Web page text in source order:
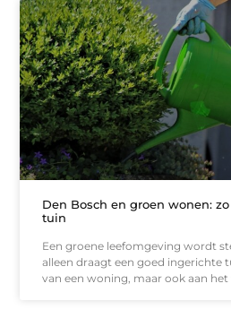
Den Bosch en groen wonen:
tuin
Een groene leefomgeving wordt
alleen draagt een goed ingerichte
van een woning, maar ook aan